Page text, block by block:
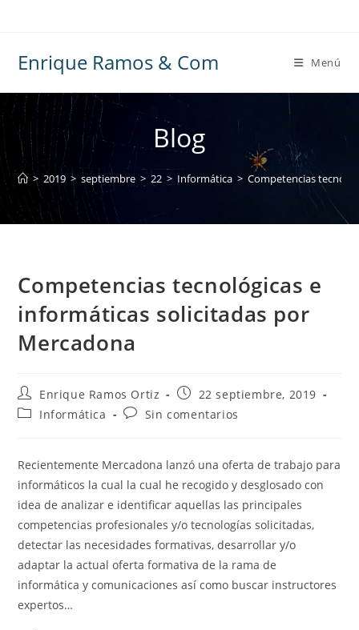
Enrique Ramos & Com Menú
Blog
> 2019 > septiembre > 22 > Informática > Competencias
Competencias tecnológicas e
informáticas solicitadas por
Mercadona
Autor
de
la
Enrique Ramos Ortiz
Publicación
la
22 septiembre, 2019
Categoría
entrada:
Informática
Comentarios
entrada:
Sin comentarios
Recientemente Mercadona lanzó una oferta de trabajo para
informáticos la cual la cual he recogido y desglosado con
idea de analizar e identificar aquellas las principales
competencias profesionales y/o tecnologías solicitadas,
detectar las necesidades formativas, desarrollar y/o
adaptar la actual oferta formativa de la rama de
informática y comunicaciones así como buscar instructores
expertos…